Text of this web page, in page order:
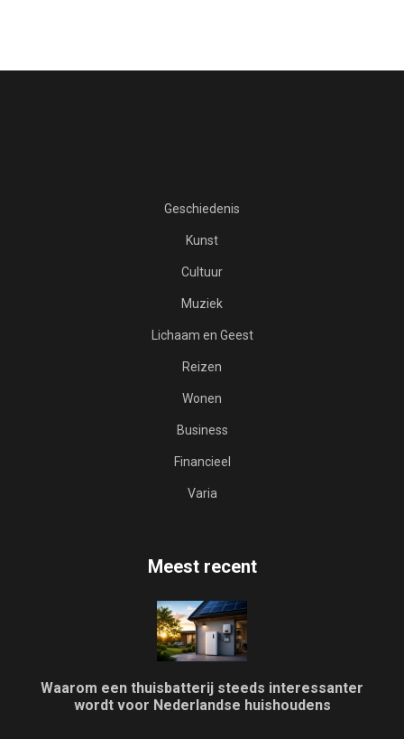
Geschiedenis
Kunst
Cultuur
Muziek
Lichaam en Geest
Reizen
Wonen
Business
Financieel
Varia
Meest recent
Waarom een thuisbatterij steeds interessanter
wordt voor Nederlandse huishoudens